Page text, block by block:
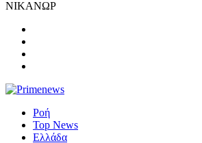
ΝΙΚΑΝΩΡ
Ροή
Top News
Ελλάδα